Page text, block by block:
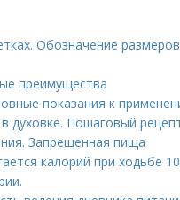
Обозначение
преимущества
показания к
духовке. Пошаговый
Запрещенная пища
калорий при ходьбе